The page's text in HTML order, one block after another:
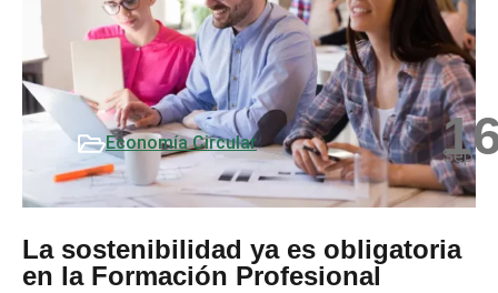
Economía Circular
Sep
La sostenibilidad ya es obligatoria
en la Formación Profesional